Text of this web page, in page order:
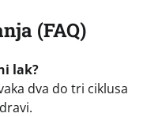
(FAQ)
lak?
dva do tri ciklusa